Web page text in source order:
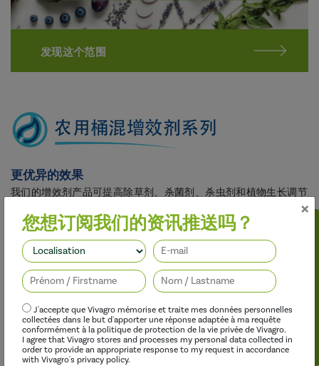
发现这个范围
更优异的效果
我们的增效剂产品可提高除草剂、杀菌剂、杀虫剂和植物生长调节
×
您想订阅我们的资讯推送吗？
J'accepte que Vivagro mémorise et traite mes données personnelles
collectées dans le but d'apporter une réponse adaptée à ma requête
conformément à la politique de protection de la vie privée de Vivagro.
I agree that Vivagro stores and processes my personal data collected in
order to provide an appropriate response to my request in accordance
with Vivagro's privacy policy.